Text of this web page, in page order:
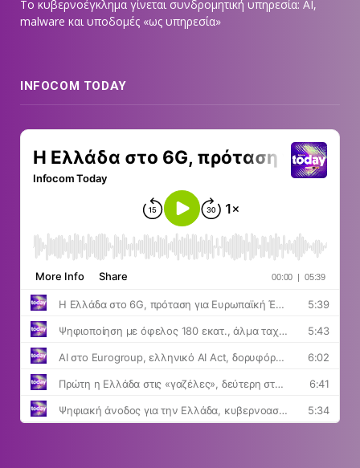
Το κυβερνοέγκλημα γίνεται συνδρομητική υπηρεσία: AI,
malware και υποδομές «ως υπηρεσία»
INFOCOM TODAY